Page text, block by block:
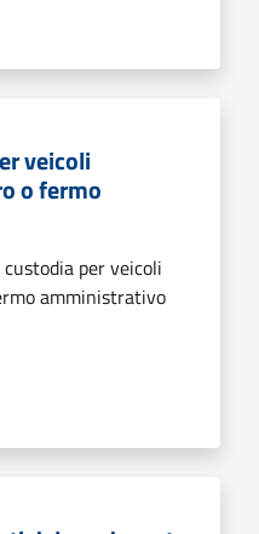
veicoli
o fermo
per veicoli
amministrativo